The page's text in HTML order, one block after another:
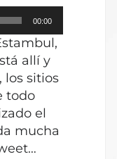
00:00
allí y
los sitios
todo
el
mucha